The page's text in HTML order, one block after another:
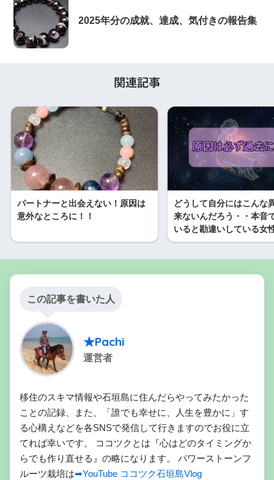
2025年分の成就、達成、気付きの報告集
関連記事
パートナーと出会えない！原因は
意外なところに！！
どうして自分にはこんな
来ないんだろう・・本音
いると勘違いしている女
この記事を書いた人
★Pachi
運営者
移住のスキマ情報や石垣島に住んだらやってみたかった
ことの記録、また、「誰でも幸せに、人生を豊かに」す
る心構えなどを各SNSで発信して行きますのでお役に立
てれば幸いです。 ココツクとは『心はどのタイミングか
らでも作り直せる』の略になります。 パワーストーンフ
ルーツ栽培は➡YouTube ココツク石垣島Vlog